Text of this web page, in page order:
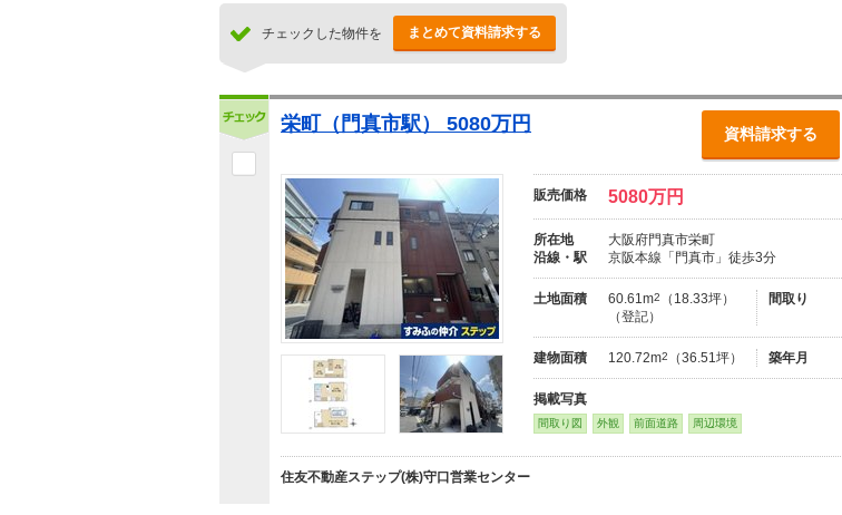
チェックした物件を まとめて資料請求する
栄町（門真市駅） 5080万円 資料請求する
販売価格 5080万円
所在地
大阪府門真市栄町
沿線・駅
京阪本線「門真市」徒歩3分
土地面積 60.61m2
（18.33坪）
（登記）
間取り
建物面積 120.72m2 （36.51坪） 築年月
掲載写真
間取り図 外観 前面道路 周辺環境
住友不動産ステップ(株)守口営業センター